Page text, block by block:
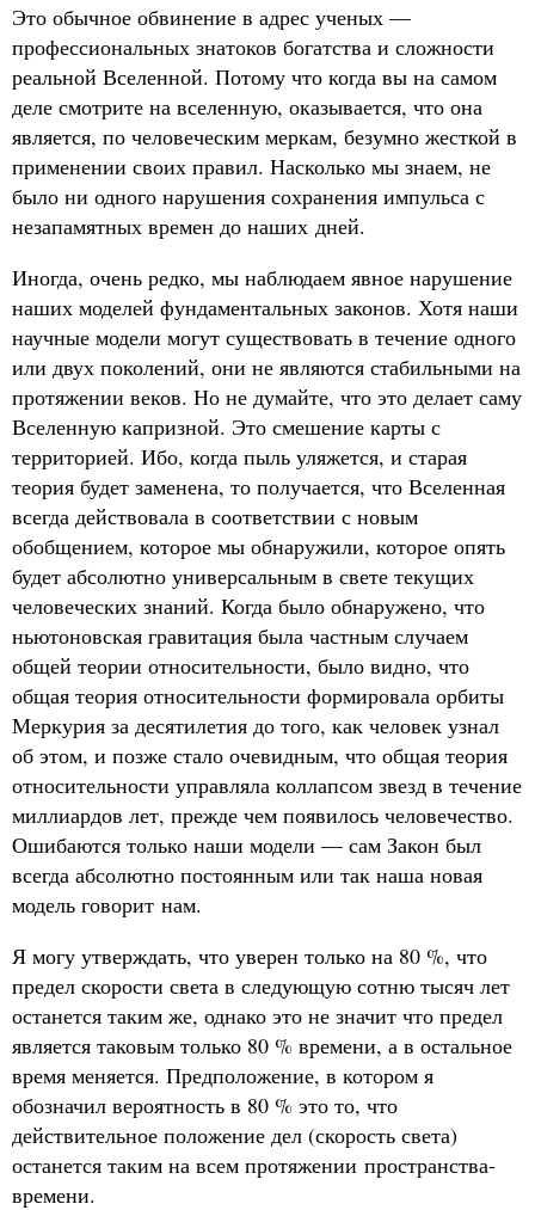
Это обычное обвинение в адрес ученых —
профессиональных знатоков богатства и сложности
реальной Вселенной. Потому что когда вы на самом
деле смотрите на вселенную, оказывается, что она
является, по человеческим меркам, безумно жесткой в
применении своих правил. Насколько мы знаем, не
было ни одного нарушения сохранения импульса с
незапамятных времен до наших дней.
Иногда, очень редко, мы наблюдаем явное нарушение
наших моделей фундаментальных законов. Хотя наши
научные модели могут существовать в течение одного
или двух поколений, они не являются стабильными на
протяжении веков. Но не думайте, что это делает саму
Вселенную капризной. Это смешение карты с
территорией. Ибо, когда пыль уляжется, и старая
теория будет заменена, то получается, что Вселенная
всегда действовала в соответствии с новым
обобщением, которое мы обнаружили, которое опять
будет абсолютно универсальным в свете текущих
человеческих знаний. Когда было обнаружено, что
ньютоновская гравитация была частным случаем
общей теории относительности, было видно, что
общая теория относительности формировала орбиты
Меркурия за десятилетия до того, как человек узнал
об этом, и позже стало очевидным, что общая теория
относительности управляла коллапсом звезд в течение
миллиардов лет, прежде чем появилось человечество.
Ошибаются только наши модели — сам Закон был
всегда абсолютно постоянным или так наша новая
модель говорит нам.
Я могу утверждать, что уверен только на 80 %, что
предел скорости света в следующую сотню тысяч лет
останется таким же, однако это не значит что предел
является таковым только 80 % времени, а в остальное
время меняется. Предположение, в котором я
обозначил вероятность в 80 % это то, что
действительное положение дел (скорость света)
останется таким на всем протяжении пространства-
времени.